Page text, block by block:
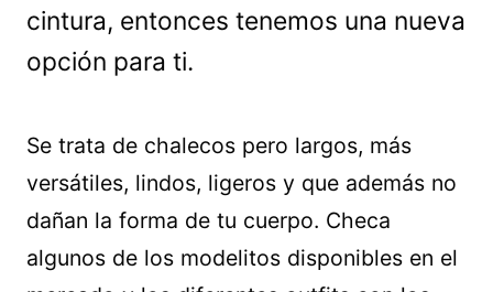
cintura, entonces tenemos una nueva
opción para ti.
Se trata de chalecos pero largos, más
versátiles, lindos, ligeros y que además no
dañan la forma de tu cuerpo. Checa
algunos de los modelitos disponibles en el